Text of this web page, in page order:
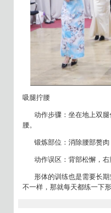
吸腿拧腰
动作步骤：坐在地上双腿
腰。
锻炼部位：消除腰部赘肉
动作误区：背部松懈，右
形体的训练也是需要长期
不一样，那就每天都练一下